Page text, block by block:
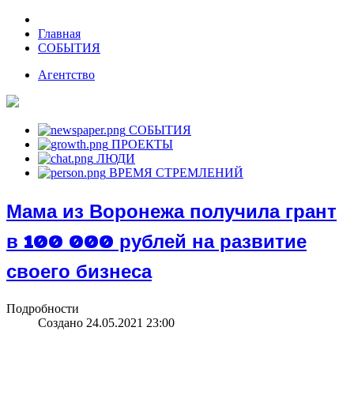
Главная
СОБЫТИЯ
Агентство
СОБЫТИЯ
ПРОЕКТЫ
ЛЮДИ
ВРЕМЯ СТРЕМЛЕНИЙ
Мама из Воронежа получила грант
в 100 000 рублей на развитие
своего бизнеса
Подробности
Создано 24.05.2021 23:00